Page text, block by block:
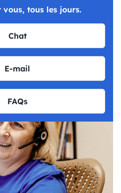
vous, tous les jours.
Chat
E-mail
FAQs